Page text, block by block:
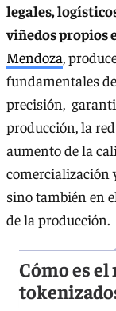
legales,
viñedos propios
Mendoza,
fundamentales
precisión,
producción, la
aumento de la
comercialización
sino también en
de la producción.
Cómo es